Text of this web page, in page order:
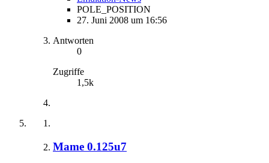
POLE_POSITION
27. Juni 2008 um 16:56
Antworten
0
Zugriffe
1,5k
Mame 0.125u7